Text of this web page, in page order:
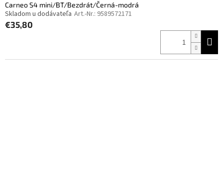
Carneo S4 mini/BT/Bezdrát/Černá-modrá
Skladom u dodávateľa Art.-Nr.: 9589572171
€35,80